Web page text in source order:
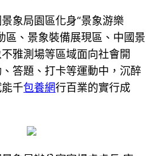
象局園區化身“景象游樂
區、景象裝備展現區、中國景
雅測場等區域面向社會開
答題、打卡等運動中，沉醉
千包養網行百業的實行成